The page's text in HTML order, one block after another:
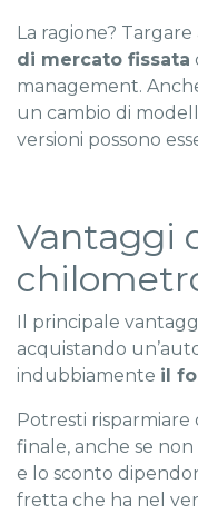
La ragione?
di mercato fissata
management.
un cambio di
versioni possono
Vantaggi
Il principale
acquistando
indubbiamente il
Potresti risparmiare
finale, anche se
e lo sconto
fretta che ha nel